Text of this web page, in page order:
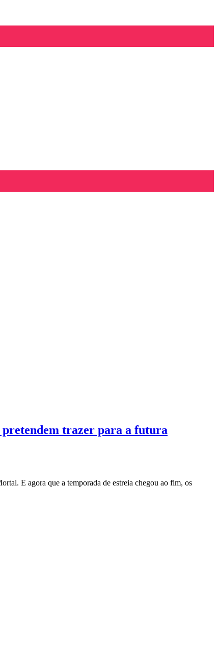
pretendem trazer para a futura
E agora que a temporada de estreia chegou ao fim, os